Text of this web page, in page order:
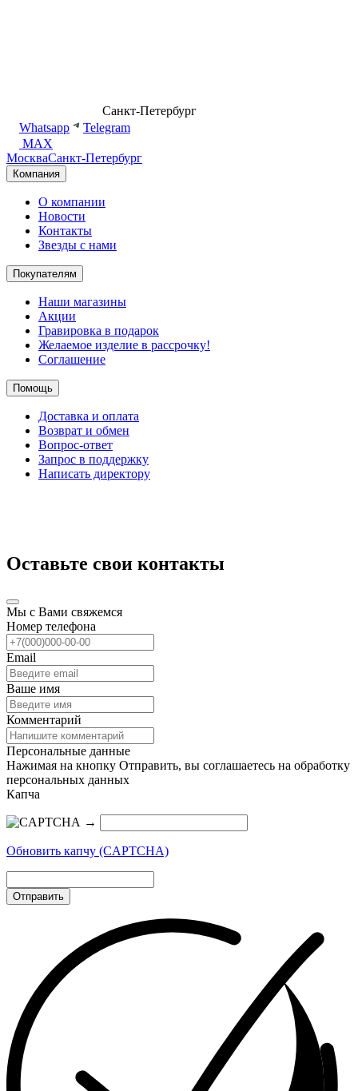
Санкт-Петербург
Whatsapp
Telegram
MAX
МоскваСанкт-Петербург
Компания
О компании
Новости
Контакты
Звезды с нами
Покупателям
Наши магазины
Акции
Гравировка в подарок
Желаемое изделие в рассрочку!
Соглашение
Помощь
Доставка и оплата
Возврат и обмен
Вопрос-ответ
Запрос в поддержку
Написать директору
Оставьте свои контакты
Мы с Вами свяжемся
Номер телефона
Email
Ваше имя
Комментарий
Персональные данные
Нажимая на кнопку Отправить, вы соглашаетесь на обработку
персональных данных
Капча
→
Обновить капчу (CAPTCHA)
Отправить